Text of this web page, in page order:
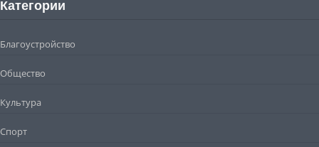
Категории
Благоустройство
Общество
Культура
Спорт